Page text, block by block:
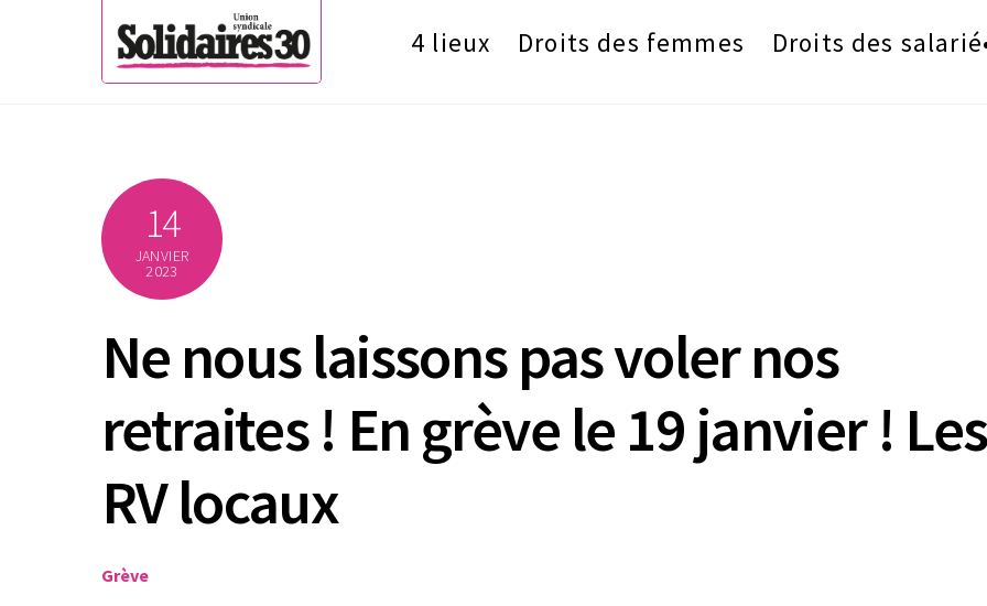
4 lieux Droits des femmes Droits des
14
JANVIER
2023
Ne nous laissons pas voler nos
retraites ! En grève le 19 janvier ! Les
RV locaux
Grève